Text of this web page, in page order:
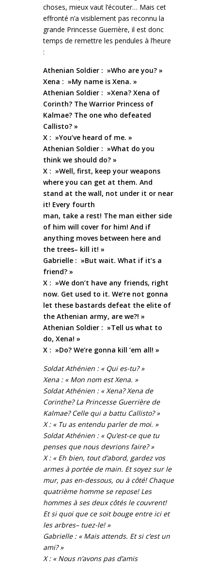
choses, mieux vaut l’écouter… Mais cet
effronté n’a visiblement pas reconnu la
grande Princesse Guerrière, il est donc
temps de remettre les pendules à l’heure
:
Athenian Soldier : »Who are you? »
Xena : »My name is Xena. »
Athenian Soldier : »Xena? Xena of
Corinth? The Warrior Princess of
Kalmae? The one who defeated
Callisto? »
X : »You’ve heard of me. »
Athenian Soldier : »What do you
think we should do? »
X : »Well, first, keep your weapons
where you can get at them. And
stand at the wall, not under it or near
it! Every fourth
man, take a rest! The man either side
of him will cover for him! And if
anything moves between here and
the trees– kill it! »
Gabrielle : »But wait. What if it’s a
friend? »
X : »We don’t have any friends, right
now. Get used to it. We’re not gonna
let these bastards defeat the elite of
the Athenian army, are we?! »
Athenian Soldier : »Tell us what to
do, Xena! »
X : »Do? We’re gonna kill ‘em all! »
Soldat Athénien : « Qui es-tu? »
Xena : « Mon nom est Xena. »
Soldat Athénien : « Xena? Xena de
Corinthe? La Princesse Guerrière de
Kalmae? Celle qui a battu Callisto? »
X : « Tu as entendu parler de moi. »
Soldat Athénien : « Qu’est-ce que tu
penses que nous devrions faire? »
X : « Eh bien, tout d’abord, gardez vos
armes à portée de main. Et soyez sur le
mur, pas en-dessous, ou à côté! Chaque
quatrième homme se repose! Les
hommes à ses deux côtés le couvrent!
Et si quoi que ce soit bouge entre ici et
les arbres– tuez-le! »
Gabrielle : « Mais attends. Et si c’est un
ami? »
X : « Nous n’avons pas d’amis